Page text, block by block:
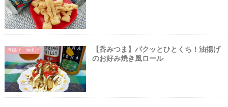
厚揚げ・油揚げ
【呑みつま】パクッとひとくち！油揚げ
のお好み焼き風ロール